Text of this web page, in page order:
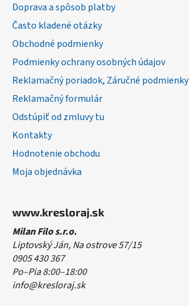
Doprava a spôsob platby
Často kladené otázky
Obchodné podmienky
Podmienky ochrany osobných údajov
Reklamačný poriadok, Záručné podmienky
Reklamačný formulár
Odstúpiť od zmluvy tu
Kontakty
Hodnotenie obchodu
Moja objednávka
www.kresloraj.sk
Milan Filo s.r.o.
Liptovský Ján, Na ostrove 57/15
0905 430 367
Po–Pia 8:00–18:00
info@kresloraj.sk